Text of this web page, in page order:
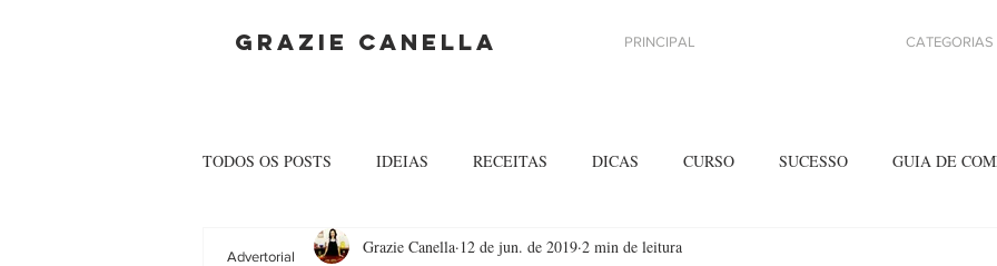
GRAZIE CANELLA PRINCIPAL CATEGORIAS
TODOS OS POSTS IDEIAS RECEITAS DICAS CURSO SUCESSO GUIA DE
Grazie Canella 12 de jun. de 2019 2 min de leitura
Advertorial